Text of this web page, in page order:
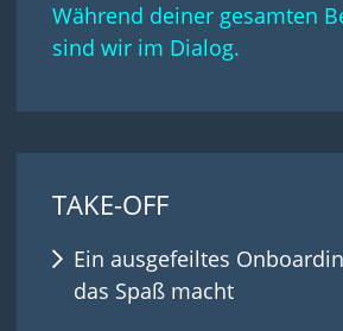
Während deiner gesamten
sind wir im Dialog.
TAKE-OFF
Ein ausgefeiltes
das Spaß macht